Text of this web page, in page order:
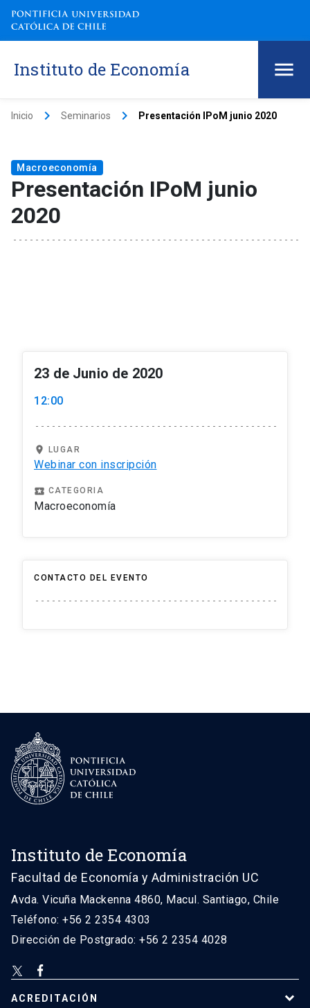
Instituto de Economía
Inicio keyboard_arrow_right Seminarios keyboard_arrow_right Presentación IPoM junio 2020
Macroeconomía
Presentación IPoM junio
2020
23 de Junio de 2020
12:00
location_on LUGAR
Webinar con inscripción
local_play CATEGORIA
Macroeconomía
CONTACTO DEL EVENTO
Instituto de Economía
Facultad de Economía y Administración UC
Avda. Vicuña Mackenna 4860, Macul. Santiago, Chile
Teléfono: +56 2 2354 4303
Dirección de Postgrado: +56 2 2354 4028
ACREDITACIÓN